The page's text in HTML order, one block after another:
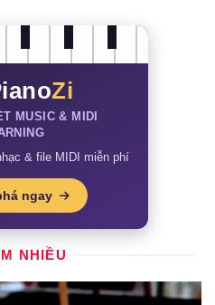
Zi
MUSIC & MIDI
& file MIDI miễn phí
ngay
NHIỀU